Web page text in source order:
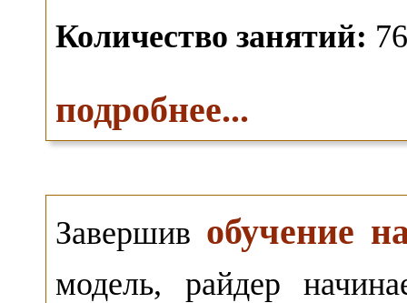
Количество занятий:
подробнее...
Завершив обучение
модель, райдер